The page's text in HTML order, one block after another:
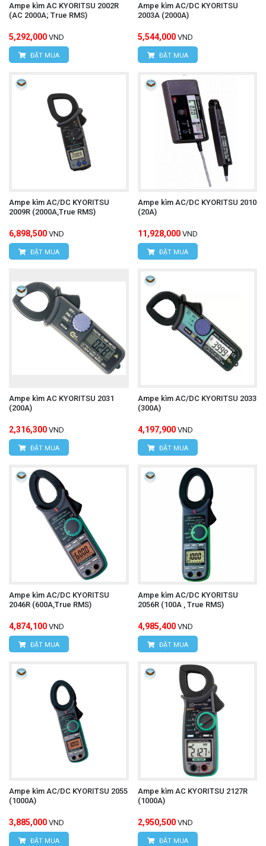
Ampe kìm AC KYORITSU 2002R
(AC 2000A; True RMS)
5,292,000 VND
ĐẶT MUA
Ampe kìm AC/DC KYORITSU
2003A (2000A)
5,544,000 VND
ĐẶT MUA
Ampe kìm AC/DC KYORITSU
2009R (2000A,True RMS)
6,898,500 VND
ĐẶT MUA
Ampe kìm AC/DC KYORITSU 2010
(20A)
11,928,000 VND
ĐẶT MUA
Ampe kìm AC KYORITSU 2031
(200A)
2,316,300 VND
ĐẶT MUA
Ampe kìm AC/DC KYORITSU 2033
(300A)
4,197,900 VND
ĐẶT MUA
Ampe kìm AC/DC KYORITSU
2046R (600A,True RMS)
4,874,100 VND
ĐẶT MUA
Ampe kìm AC/DC KYORITSU
2056R (100A , True RMS)
4,985,400 VND
ĐẶT MUA
Ampe kìm AC/DC KYORITSU 2055
(1000A)
3,885,000 VND
ĐẶT MUA
Ampe kìm AC KYORITSU 2127R
(1000A)
2,950,500 VND
ĐẶT MUA